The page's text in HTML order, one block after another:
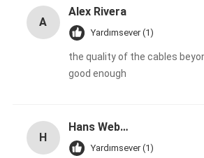
A
Alex Rivera
Yardımsever (1)
the quality of the cables
good enough
H
Hans Weber
Yardımsever (1)